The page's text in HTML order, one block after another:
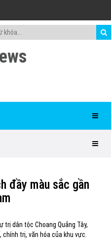
đầy màu sắc gần
trị dân tộc Choang Quảng Tây,
trị, văn hóa của khu vực.